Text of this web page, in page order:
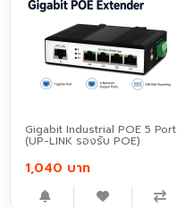
Gigabit Industrial POE 5 Port
(UP-LINK รองรับ POE)
1,040 บาท